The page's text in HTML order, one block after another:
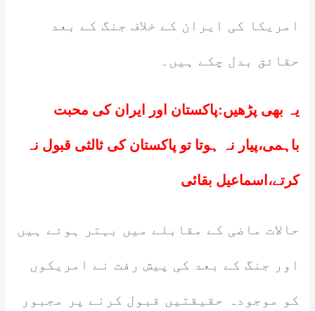
امریکا کی ایران کے خلاف جنگ کے بعد
حقائق بدل چکے ہیں۔
یہ بھی پڑھیں:پاکستان اور ایران کی محبت
باہمی،پیار نہ ہوتا تو پاکستان کی ثالثی قبول نہ
کرتے،اسماعیل بقائی
حالات ماضی کے مقابلے میں بہتر ہوئے ہیں
اور جنگ کے بعد کی پیش رفت نے امریکوں
کو موجودہ حقیقتیں قبول کرنے پر مجبور